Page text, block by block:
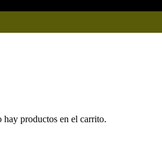
hay productos en el carrito.